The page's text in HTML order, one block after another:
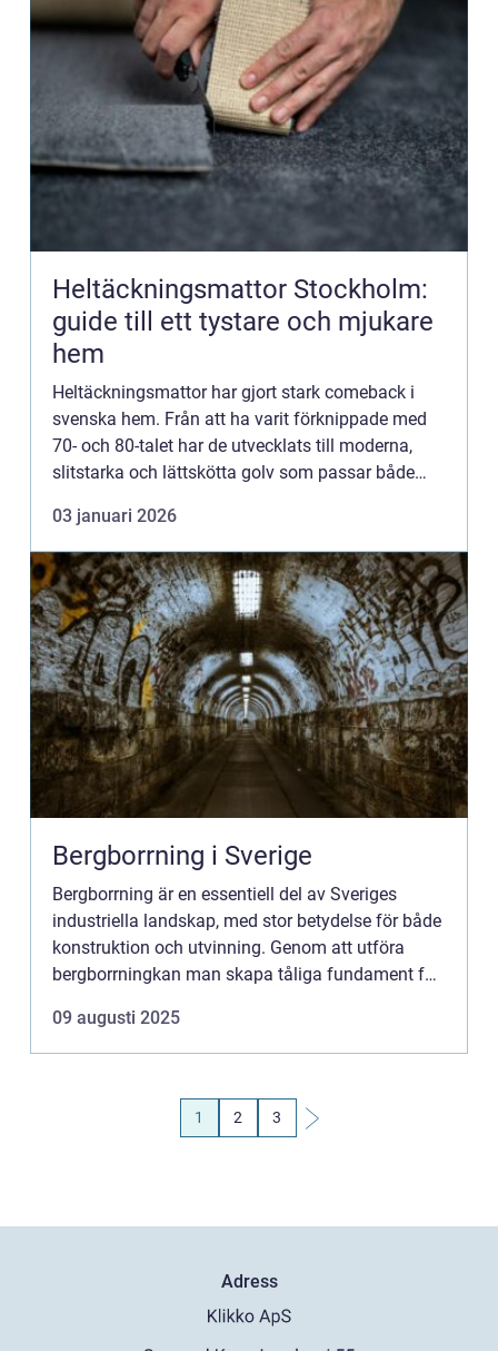
Heltäckningsmattor Stockholm:
guide till ett tystare och mjukare
hem
Heltäckningsmattor har gjort stark comeback i
svenska hem. Från att ha varit förknippade med
70- och 80-talet har de utvecklats till moderna,
slitstarka och lättskötta golv som passar både
03 januari 2026
Bergborrning i Sverige
Bergborrning är en essentiell del av Sveriges
industriella landskap, med stor betydelse för både
konstruktion och utvinning. Genom att utföra
bergborrningkan man skapa tåliga fundament för
09 augusti 2025
1 2 3
Adress